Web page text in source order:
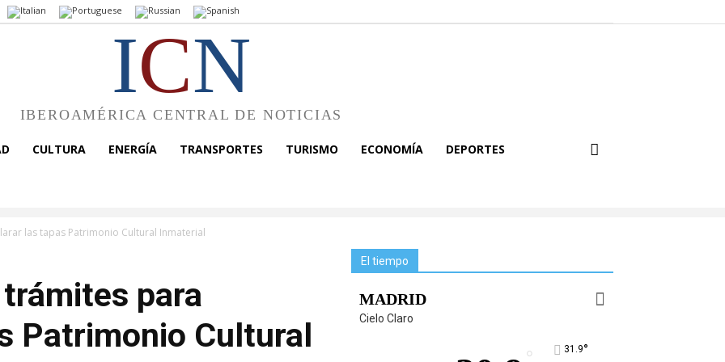
ICN
IBEROAMÉRICA CENTRAL DE NOTICIAS
CULTURA ENERGÍA TRANSPORTES TURISMO ECONOMÍA DEPORTES
las tapas Patrimonio Cultural Inmaterial
para
Patrimonio Cultural
El tiempo
MADRID
Cielo Claro
° 31.9°